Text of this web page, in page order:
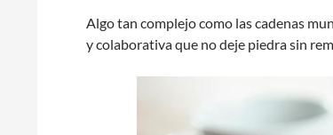
Algo tan complejo como las cadenas
y colaborativa que no deje piedra sin